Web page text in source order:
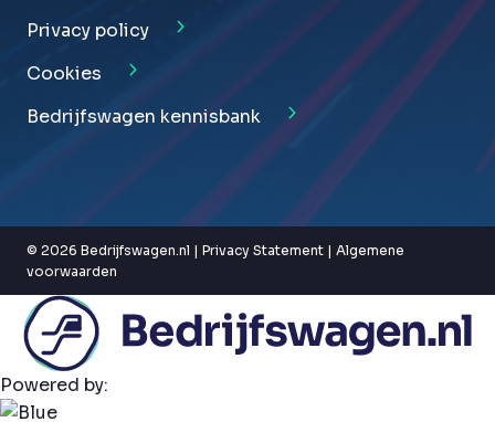
Privacy policy
Cookies
Bedrijfswagen kennisbank
© 2026 Bedrijfswagen.nl | Privacy Statement | Algemene
voorwaarden
Powered by: